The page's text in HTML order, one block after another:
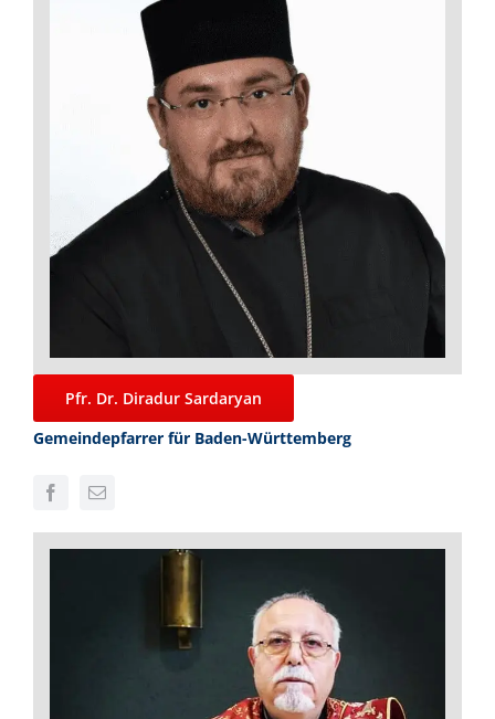
Pfr. Dr. Diradur Sardaryan
Gemeindepfarrer für Baden-Württemberg